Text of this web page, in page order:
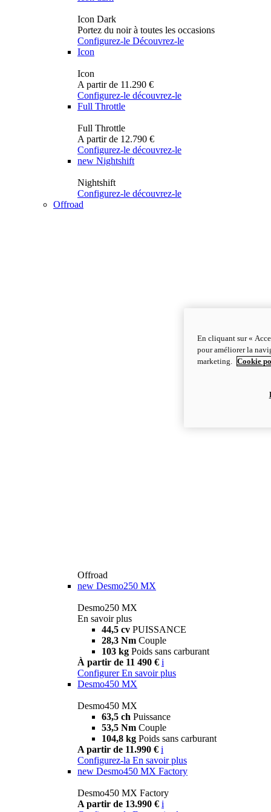
Icon Dark
Portez du noir à toutes les occasions
Configurez-le Découvrez-le
Icon
Icon
A partir de 11.290 €
Configurez-le découvrez-le
Full Throttle
Full Throttle
A partir de 12.790 €
Configurez-le découvrez-le
new Nightshift
Nightshift
Configurez-le découvrez-le
Offroad
Offroad
new Desmo250 MX
Desmo250 MX
En savoir plus
44,5 cv PUISSANCE
28,3 Nm Couple
103 kg Poids sans carburant
À partir de 11 490 € i
Configurer En savoir plus
Desmo450 MX
Desmo450 MX
63,5 ch Puissance
53,5 Nm Couple
104,8 kg Poids sans carburant
A partir de 11.990 € i
Configurez-la En savoir plus
new Desmo450 MX Factory
Desmo450 MX Factory
A partir de 13.990 € i
En cliquant sur «
pour améliorer la
marketing.
Cookie